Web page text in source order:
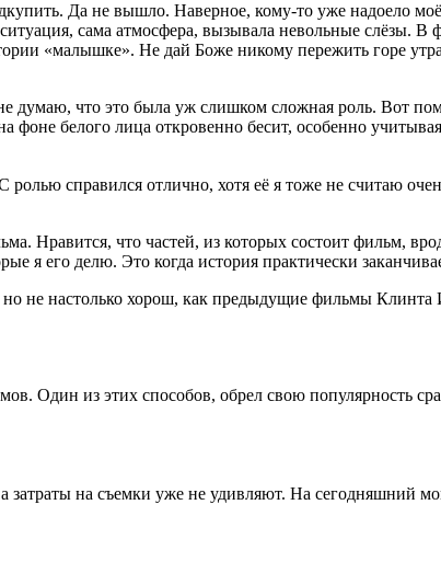
Да не вышло. Наверное, кому-то уже надоело
сама атмосфера, вызывала невольные слёзы.
«малышке». Не дай Боже никому пережить горе
что это была уж слишком сложная роль. Вот
белого лица откровенно бесит, особенно
ролью справился отлично, хотя её я тоже не считаю
Нравится, что частей, из которых состоит фильм,
я его делю. Это когда история практически
не настолько хорош, как предыдущие фильмы Клинта
Один из этих способов, обрел свою популярность
на съемки уже не удивляют. На сегодняшний